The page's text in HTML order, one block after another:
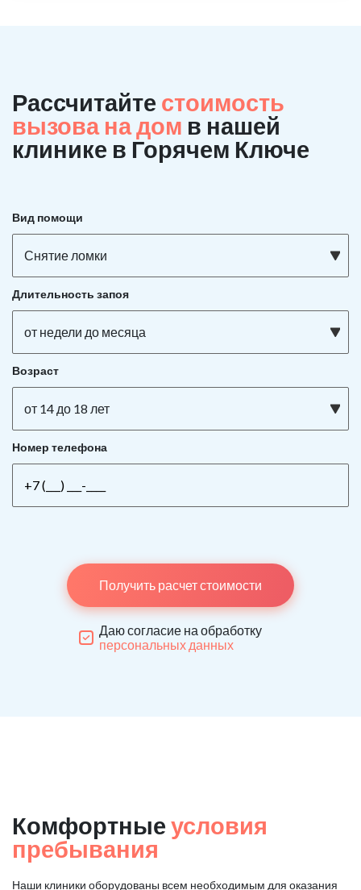
Рассчитайте стоимость
вызова на дом в нашей
клинике в Горячем Ключе
Вид помощи
Снятие ломки
Длительность запоя
от недели до месяца
Возраст
от 14 до 18 лет
Номер телефона
Получить расчет стоимости
Даю согласие на обработку
персональных данных
Комфортные условия
пребывания
Наши клиники оборудованы всем необходимым для оказания